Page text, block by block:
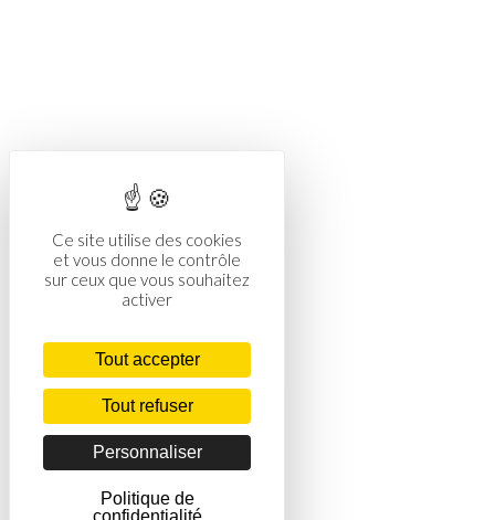
Ce site utilise des cookies
et vous donne le contrôle
sur ceux que vous souhaitez
activer
Tout accepter
Tout refuser
Personnaliser
Politique de
confidentialité